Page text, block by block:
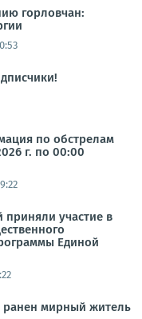
горловчан:
по обстрелам
г. по 00:00
приняли участие в
Единой
ранен мирный житель